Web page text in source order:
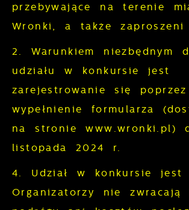
przebywające na terenie
Wronki, a także zaproszeni
2. Warunkiem niezbędnym
udziału w konkursie jest
zarejestrowanie się poprzez
wypełnienie formularza
na stronie www.wronki.pl)
listopada 2024 r.
4. Udział w konkursie jest
Organizatorzy nie zwracają